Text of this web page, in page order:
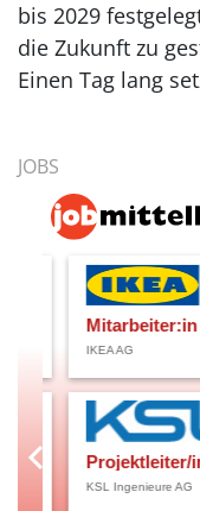
bis 2029
die Zukunft zu
Einen Tag lang
JOBS